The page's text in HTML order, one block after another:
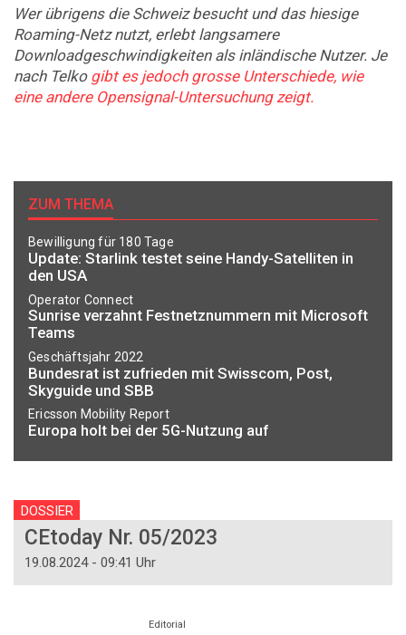
Werübrigens die Schweiz besucht und das hiesige
Roaming-Netz nutzt, erlebt langsamere
Downloadgeschwindigkeiten als inländische Nutzer. Je
nach Telko gibt es jedoch grosse Unterschiede, wie
eine andere Opensignal-Untersuchung zeigt.
ZUM THEMA
Bewilligung für 180 Tage
Update: Starlink testet seine Handy-Satelliten in
den USA
Operator Connect
Sunrise verzahnt Festnetznummern mit Microsoft
Teams
Geschäftsjahr 2022
Bundesrat ist zufrieden mit Swisscom, Post,
Skyguide und SBB
Ericsson Mobility Report
Europa holt bei der 5G-Nutzung auf
DOSSIER
CEtoday Nr. 05/2023
19.08.2024 - 09:41 Uhr
Editorial